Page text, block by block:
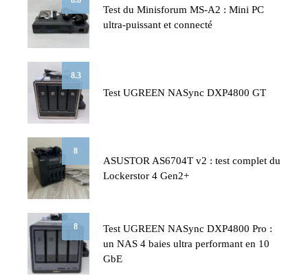
Test du Minisforum MS-A2 : Mini PC
ultra-puissant et connecté
8.3
Test UGREEN NASync DXP4800 GT
8
ASUSTOR AS6704T v2 : test complet du
Lockerstor 4 Gen2+
8
Test UGREEN NASync DXP4800 Pro :
un NAS 4 baies ultra performant en 10
GbE